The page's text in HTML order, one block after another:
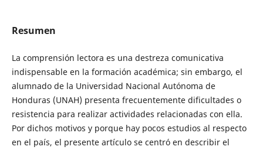
Resumen
La comprensión lectora es una destreza comunicativa
indispensable en la formación académica; sin embargo, el
alumnado de la Universidad Nacional Autónoma de
Honduras (UNAH) presenta frecuentemente dificultades o
resistencia para realizar actividades relacionadas con ella.
Por dichos motivos y porque hay pocos estudios al respecto
en el país, el presente artículo se centró en describir el